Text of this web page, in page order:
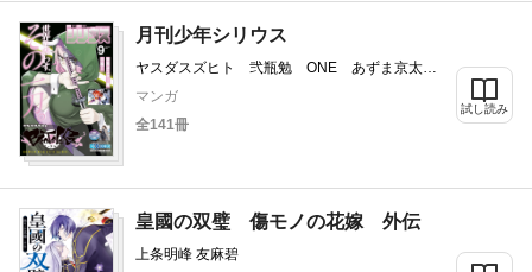
月刊少年シリウス
ヤスダスズヒト 弐瓶勉 ONE あずま京太
郎 ｂｏｓｅ 園山ゆきの 小菊路よう 横田
乃 せん 星野翼 空山トキ 五色安未 泉乃
ケンゴ カジカ航 戸野タエ 湖西晶
マンガ
全141冊
試し読み
皇國の双璧 傷モノの花嫁 外伝
上条明峰 友麻碧